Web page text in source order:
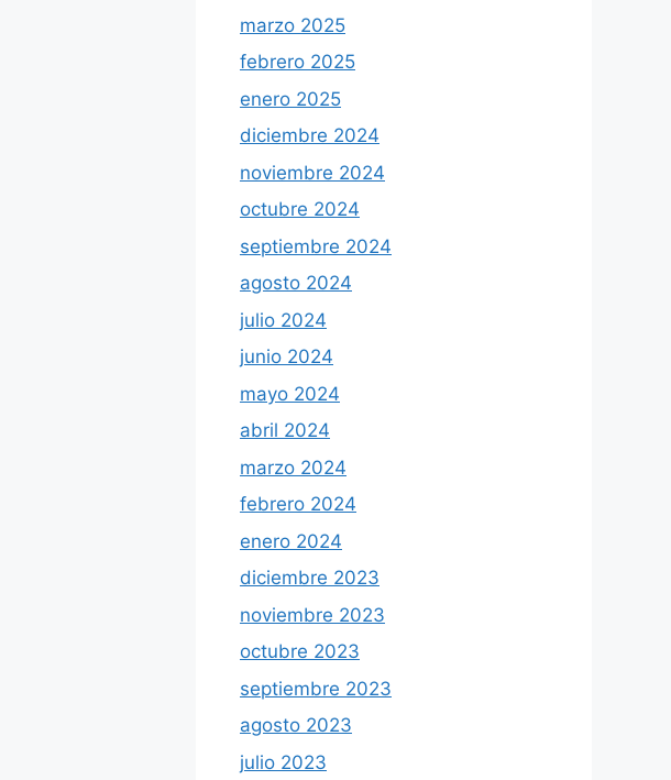
marzo 2025
febrero 2025
enero 2025
diciembre 2024
noviembre 2024
octubre 2024
septiembre 2024
agosto 2024
julio 2024
junio 2024
mayo 2024
abril 2024
marzo 2024
febrero 2024
enero 2024
diciembre 2023
noviembre 2023
octubre 2023
septiembre 2023
agosto 2023
julio 2023